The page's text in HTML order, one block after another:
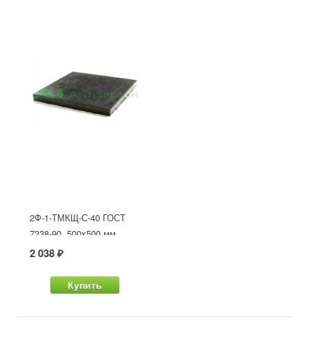
2Ф-1-ТМКЩ-С-40 ГОСТ
7338-90, 500x500 мм
2 038 ₽
Купить